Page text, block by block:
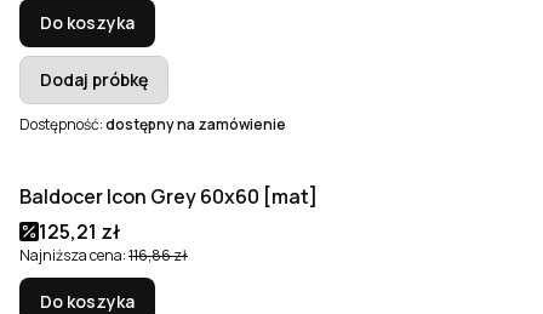
Do koszyka
Dodaj próbkę
Dostępność:dostępny na zamówienie
Okazja
Baldocer Icon Grey 60x60 [mat]
Cena promocyjna
125,21 zł
Najniższa cena:116,86 zł
Do koszyka